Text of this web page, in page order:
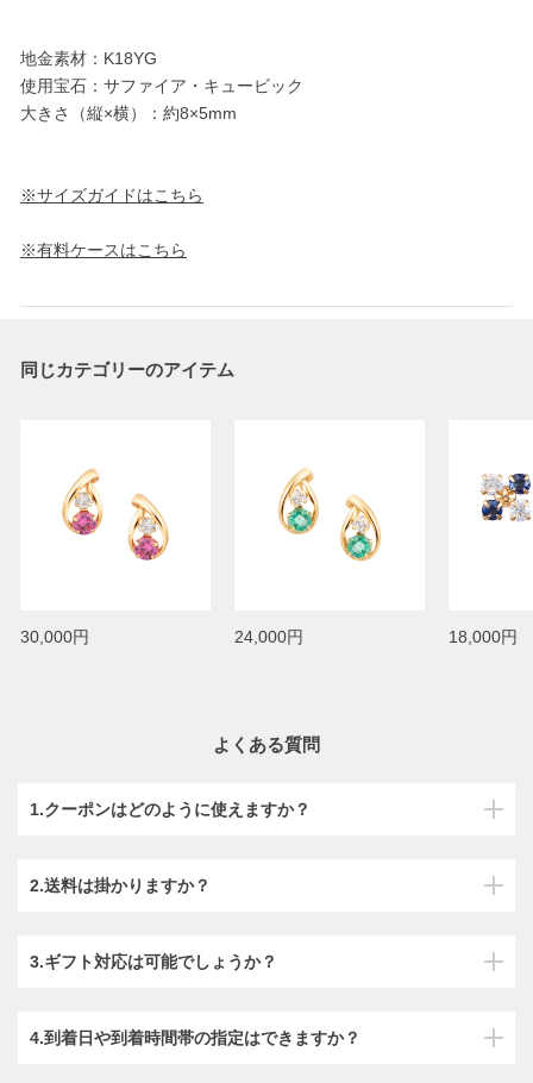
地金素材：K18YG
使用宝石：サファイア・キュービック
大きさ（縦×横）：約8×5mm
※サイズガイドはこちら
※有料ケースはこちら
同じカテゴリーのアイテム
30,000円 24,000円 18,000円
よくある質問
1.クーポンはどのように使えますか？
2.送料は掛かりますか？
3.ギフト対応は可能でしょうか？
4.到着日や到着時間帯の指定はできますか？